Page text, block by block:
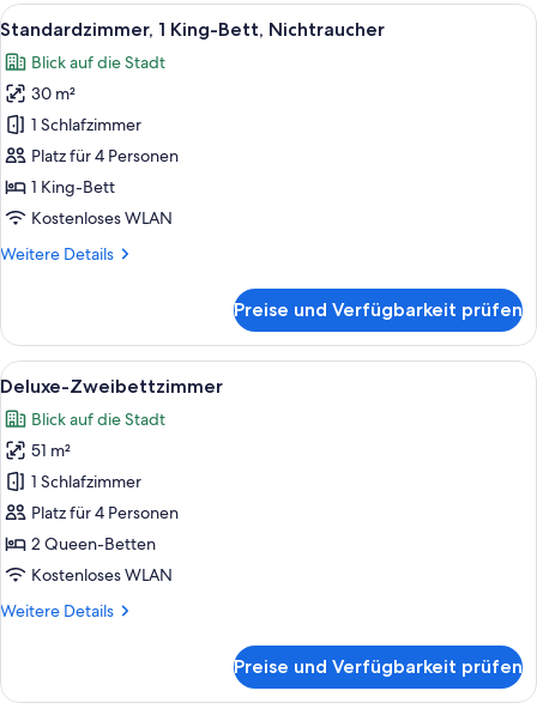
Nichtraucher,
(DANDAN)
Alle
Fotos
für
Standardzimmer,
1 King-
Bett,
Nichtraucher
anzeigen
Ein modernes Hotelzimmer mit
4
Standardzimmer, 1 King-Bett, Nichtraucher
Blick auf die Stadt
30 m²
1 Schlafzimmer
Platz für 4 Personen
1 King-Bett
Kostenloses WLAN
Weitere Details
Weitere
1 King-
Bett,
Nichtraucher
Preise und Verfügbarkeit prüfen
Alle
Fotos
für
Deluxe-
Zweibettzimmer
anzeigen
Ein modernes Hotelzimmer mit zwei
3
Deluxe-Zweibettzimmer
Blick auf die Stadt
51 m²
1 Schlafzimmer
Platz für 4 Personen
2 Queen-Betten
Kostenloses WLAN
Weitere Details
Weitere
Zweibettzimmer
Preise und Verfügbarkeit prüfen